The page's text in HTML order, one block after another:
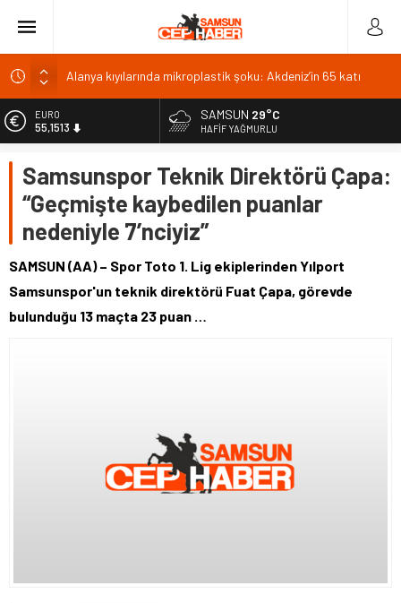
Alanya kıyılarında mikroplastik şoku: Akdeniz’in 65 katı
GMİS MTA
Prof. Avşar: Terörsüz Türkiye’de endişeye mahal yok
KPSS Ön Lisans sınavı 4 Ekim 2026’da yapılacak
EURO
55,1513
6.635,91
BİST
13.779,39
47,7178
SAMSUN 29°C
HAFIF YAĞMURLU
Samsunspor Teknik Direktörü Çapa:
“Geçmişte kaybedilen puanlar
nedeniyle 7’nciyiz”
SAMSUN (AA) – Spor Toto 1. Lig ekiplerinden Yılport
Samsunspor'un teknik direktörü Fuat Çapa, görevde
bulunduğu 13 maçta 23 puan …